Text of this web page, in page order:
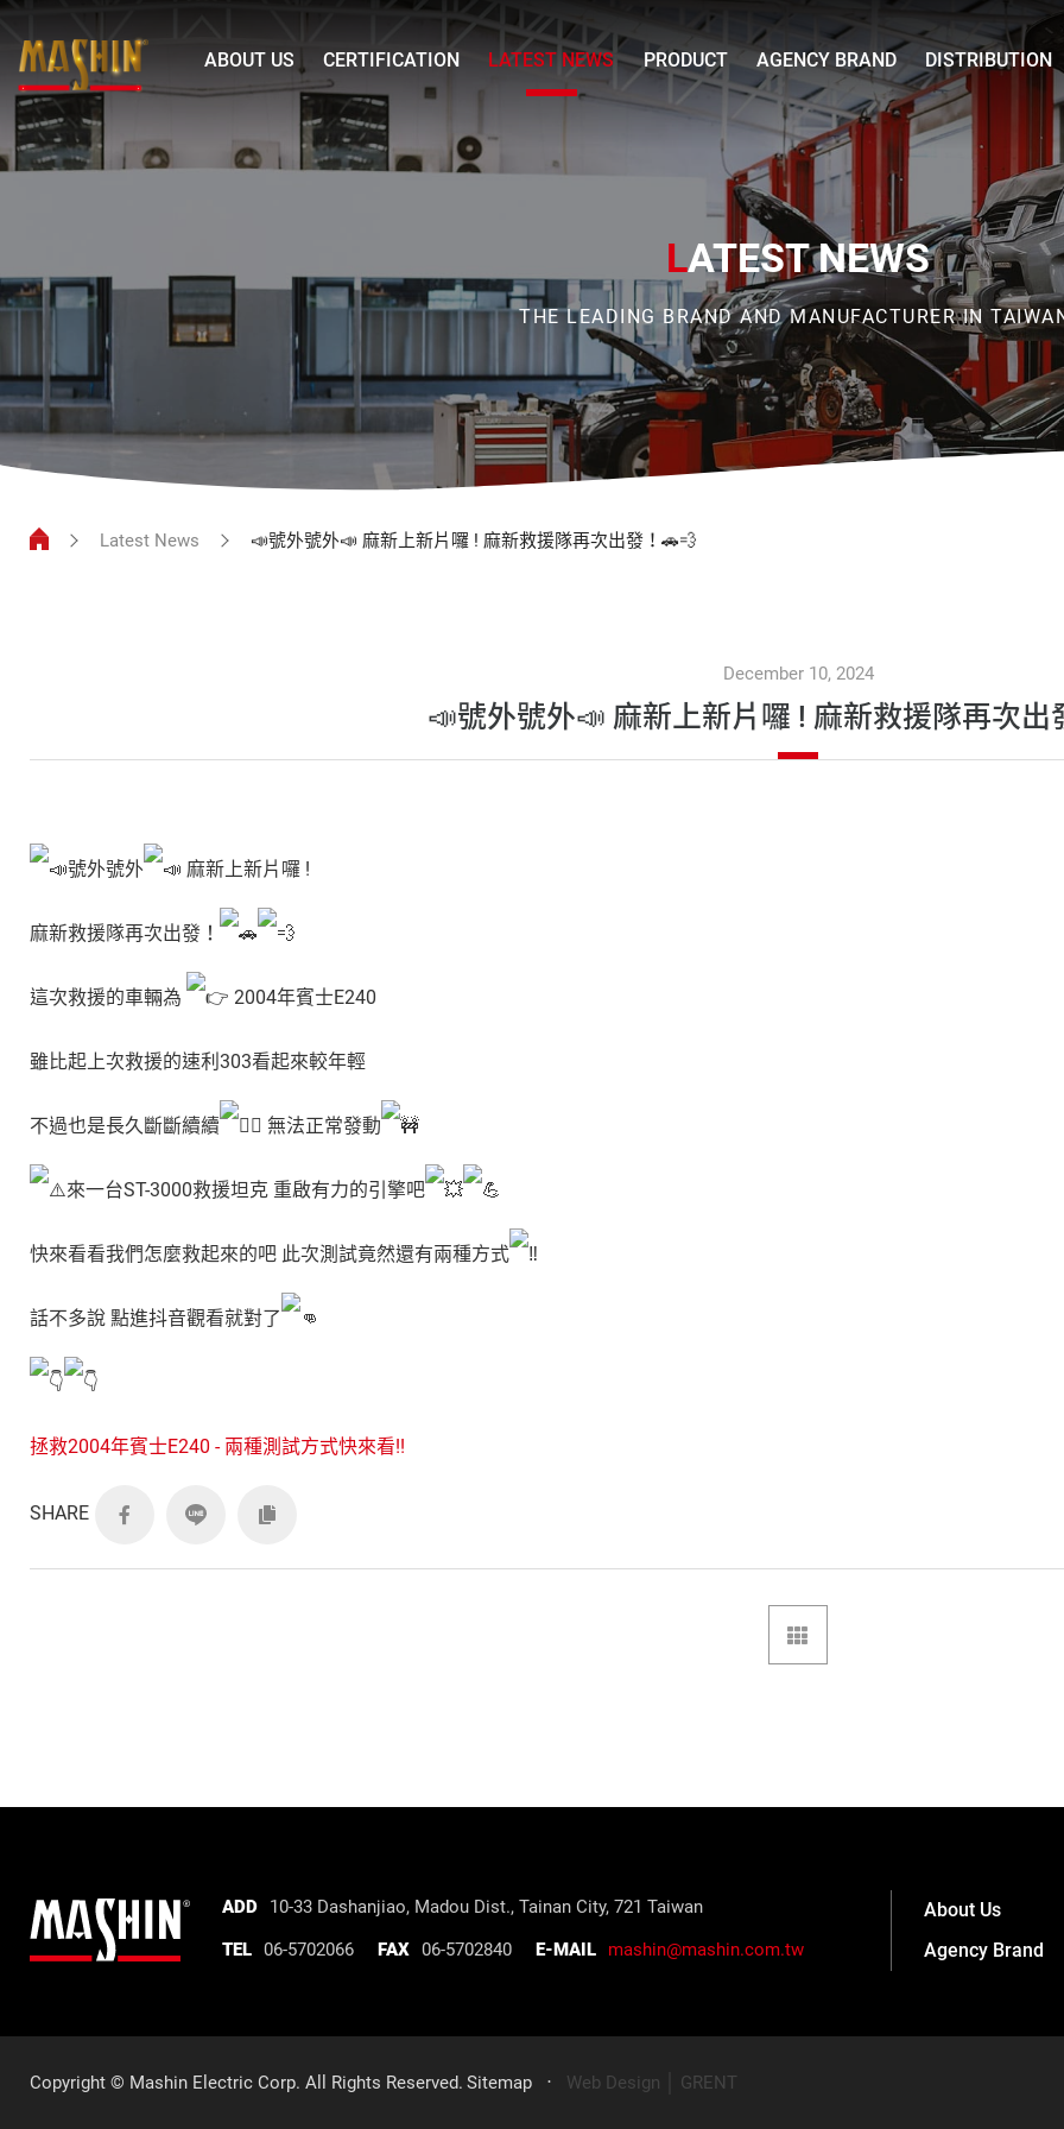
📣
號
外
📣
上
新
片
再
發！
💨
Mashin
Corp.
ABOUT US CERTIFICATION LATEST NEWS PRODUCT AGENCY BRAND DISTRIBUTION
LATEST NEWS
THE LEADING BRAND AND MANUFACTURER IN
Latest News 📣號外號外📣 麻新上新片囉 ! 麻新救援隊再次出發！🚗💨
December 10, 2024
📣號外號外📣 麻新上新片囉 ! 麻新救援隊再次出
號外號外 麻新上新片囉 !
麻新救援隊再次出發！
這次救援的車輛為 2004年賓士E240
雖比起上次救援的速利303看起來較年輕
不過也是長久斷斷續續 無法正常發動
來一台ST-3000救援坦克 重啟有力的引擎吧
快來看看我們怎麼救起來的吧 此次測試竟然還有兩種方式
話不多說 點進抖音觀看就對了
拯救2004年賓士E240 - 兩種測試方式快來看!!
SHARE
Mashin
Electric
ADD 10-33 Dashanjiao, Madou Dist.,Tainan City, 721 Taiwan
TEL 06-5702066 FAX 06-5702840 E-MAIL mashin@mashin.com.tw
About Us
Agency Brand
Copyright © Mashin Electric Corp. All Rights Reserved. Sitemap ‧ Web Design │ GRENT